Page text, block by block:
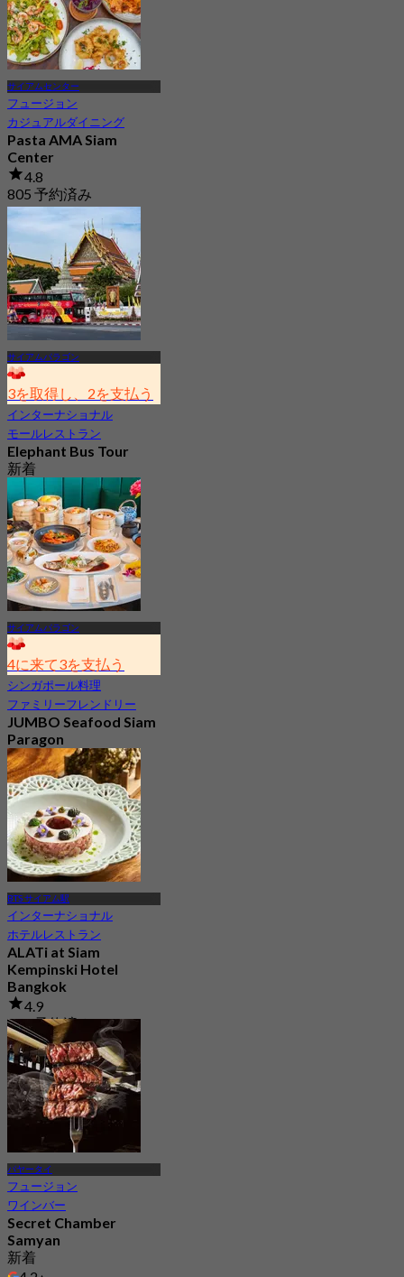
サイアムセンター
フュージョン
カジュアルダイニング
Pasta AMA Siam
Center
4.8
805 予約済み
から
サイアムパラゴン
3を取得し、2を支払う
インターナショナル
モールレストラン
Elephant Bus Tour
新着
4.5
から฿ 533
サイアムパラゴン
4に来て3を支払う
シンガポール料理
ファミリーフレンドリー
JUMBO Seafood Siam
Paragon
4.6
7.9K 予約済み
から฿ 548
BTS サイアム駅
インターナショナル
ホテルレストラン
ALATi at Siam
Kempinski Hotel
Bangkok
4.9
250 予約済み
から฿ 1,000
パヤータイ
フュージョン
ワインバー
Secret Chamber
Samyan
新着